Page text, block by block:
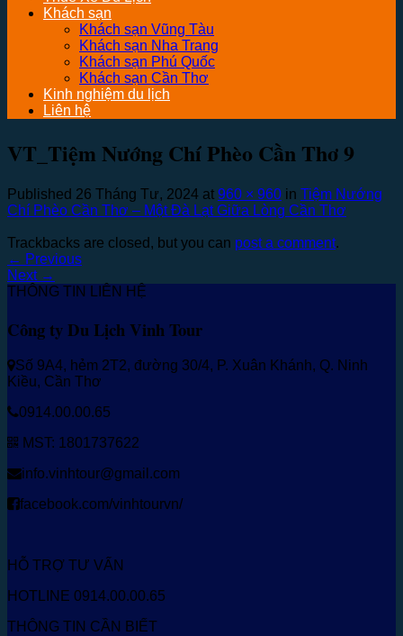
Khách sạn
Khách sạn Vũng Tàu
Khách sạn Nha Trang
Khách sạn Phú Quốc
Khách sạn Cần Thơ
Kinh nghiệm du lịch
Liên hệ
VT_Tiệm Nướng Chí Phèo Cần Thơ 9
Published 26 Tháng Tư, 2024 at 960 × 960 in Tiệm Nướng
Chí Phèo Cần Thơ – Một Đà Lạt Giữa Lòng Cần Thơ
Trackbacks are closed, but you can post a comment.
← Previous
Next →
THÔNG TIN LIÊN HỆ
Công ty Du Lịch Vinh Tour
Số 9A4, hẻm 2T2, đường 30/4, P. Xuân Khánh, Q. Ninh
Kiều, Cần Thơ
0914.00.00.65
MST: 1801737622
info.vinhtour@gmail.com
facebook.com/vinhtourvn/
HỖ TRỢ TƯ VẤN
HOTLINE 0914.00.00.65
THÔNG TIN CẦN BIẾT